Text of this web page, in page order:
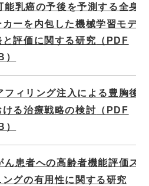
能乳癌の予後を予測する全身
カーを内包した機械学習モデ
と評価に関する研究 （PDF
フィリング注入による豊胸後
ける治療戦略の検討 （PDF
ん患者への高齢者機能評価ス
ングの有用性に関する研究